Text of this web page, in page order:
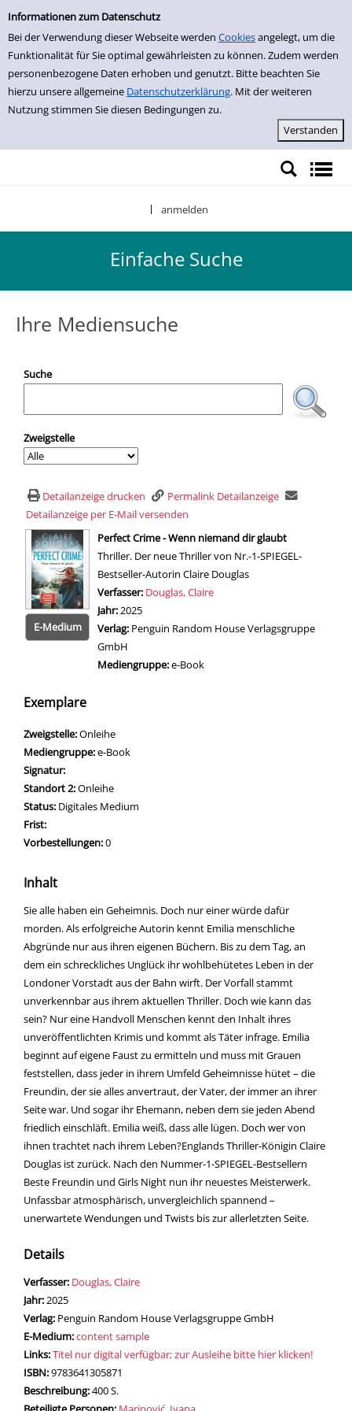
Einfache Suche
Informationen zum Datenschutz
Bei der Verwendung dieser Webseite werden Cookiesangelegt, um die
Funktionalität für Sie optimal gewährleisten zu können. Zudem werden
personenbezogene Daten erhoben und genutzt. Bitte beachten Sie
hierzu unsere allgemeine Datenschutzerklärung. Mit der weiteren
Nutzung stimmen Sie diesen Bedingungen zu.
Zur Detailanzeige springen
anmelden
Einfache Suche
Ihre Mediensuche
Suche
Zweigstelle
Detailanzeige drucken
Permalink Detailanzeige
Detailanzeige per E-Mail versenden
wird in neuem Tab geöffnet
E-Medium
Perfect Crime - Wenn niemand dir glaubt
Thriller. Der neue Thriller von Nr.-1-SPIEGEL-
Bestseller-Autorin Claire Douglas
Verfasser: Suche nach diesem Verfasser
Douglas, Claire
Jahr: 2025
Verlag: Penguin Random House Verlagsgruppe
GmbH
Mediengruppe:e-Book
Exemplare
Zweigstelle:Onleihe
Mediengruppe:e-Book
Signatur:
Standort 2:Onleihe
Status: Digitales Medium
Frist:
Vorbestellungen:0
Inhalt
Sie alle haben ein Geheimnis. Doch nur einer würde dafür
morden. Als erfolgreiche Autorin kennt Emilia menschliche
Abgründe nur aus ihren eigenen Büchern. Bis zu dem Tag, an
dem ein schreckliches Unglück ihr wohlbehütetes Leben in der
Londoner Vorstadt aus der Bahn wirft. Der Vorfall stammt
unverkennbar aus ihrem aktuellen Thriller. Doch wie kann das
sein? Nur eine Handvoll Menschen kennt den Inhalt ihres
unveröffentlichten Krimis und kommt als Täter infrage. Emilia
beginnt auf eigene Faust zu ermitteln und muss mit Grauen
feststellen, dass jeder in ihrem Umfeld Geheimnisse hütet – die
Freundin, der sie alles anvertraut, der Vater, der immer an ihrer
Seite war. Und sogar ihr Ehemann, neben dem sie jeden Abend
friedlich einschläft. Emilia weiß, dass alle lügen. Doch wer von
ihnen trachtet nach ihrem Leben?Englands Thriller-Königin Claire
Douglas ist zurück. Nach den Nummer-1-SPIEGEL-Bestsellern
Beste Freundin und Girls Night nun ihr neuestes Meisterwerk.
Unfassbar atmosphärisch, unvergleichlich spannend –
unerwartete Wendungen und Twists bis zur allerletzten Seite.
Details
Verfasser: Suche nach diesem Verfasser
Douglas, Claire
Jahr: 2025
Verlag: Penguin Random House Verlagsgruppe GmbH
E-Medium:content sample
Links:Diesen Link in neuem Tab öffnen
Titel nur digital verfügbar; zur Ausleihe bitte hier klicken!
Suche nach dieser Systematik
Suche nach diesem Interessenskreis
ISBN:9783641305871
Beschreibung:400 S.